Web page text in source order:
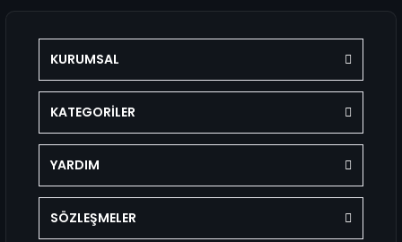
KURUMSAL
KATEGORİLER
YARDIM
SÖZLEŞMELER